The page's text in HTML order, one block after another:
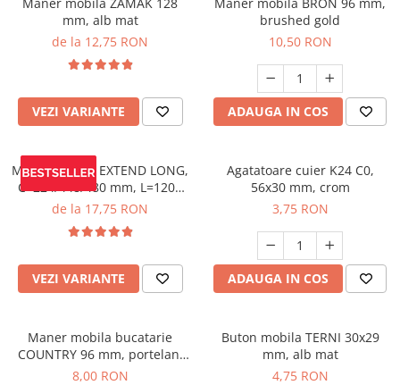
mm, alb mat
de la 12,75 RON
VEZI VARIANTE
brushed gold
10,50 RON
ADAUGA IN COS
Maner mobila EXTEND LONG,
C=224/448/480 mm, L=1200
mm, negru mat
de la 17,75 RON
VEZI VARIANTE
Agatatoare cuier K24 C0,
56x30 mm, crom
3,75 RON
ADAUGA IN COS
Maner mobila bucatarie
COUNTRY 96 mm, portelan,
alama antichizata
8,00 RON
Buton mobila TERNI 30x29
mm, alb mat
4,75 RON